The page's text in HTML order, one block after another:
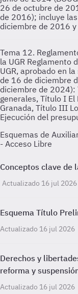
26 de octubre de
de 2016); incluye
diciembre de 2016
Tema 12.
la UGR Reglamento
UGR, aprobado en
de 16 de diciembre
diciembre de 2024):
generales, Título I
Granada, Título III
Ejecución del
Esquemas de
- Acceso Libre
Conceptos clave de
Actualizado 16 jul 2026
Esquema Título
Actualizado 16 jul 2026
Derechos y
reforma y
Actualizado 16 jul 2026